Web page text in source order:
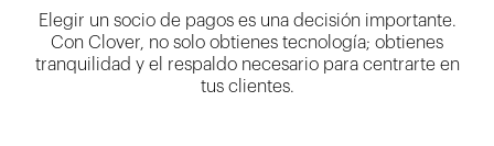
Elegir un socio de pagos es una decisión importante.
Con Clover, no solo obtienes tecnología; obtienes
tranquilidad y el respaldo necesario para centrarte en
tus clientes.